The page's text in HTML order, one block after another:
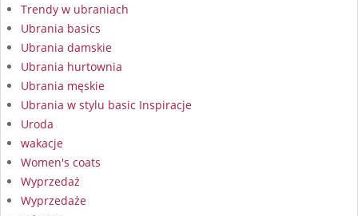
Trendy w ubraniach
Ubrania basics
Ubrania damskie
Ubrania hurtownia
Ubrania męskie
Ubrania w stylu basic Inspiracje
Uroda
wakacje
Women's coats
Wyprzedaż
Wyprzedaże